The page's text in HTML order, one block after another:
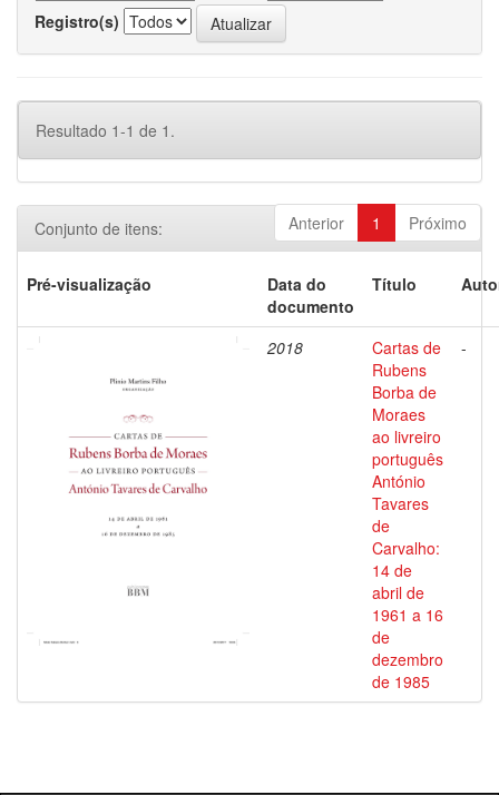
Registro(s)
Resultado 1-1 de 1.
Anterior 1 Próximo
Conjunto de itens:
Pré-visualização
Data do
documento
Título
2018
Cartas de
Rubens
Borba de
Moraes
ao livreiro
português
António
Tavares
de
Carvalho:
14 de
abril de
1961 a 16
de
dezembro
de 1985
-